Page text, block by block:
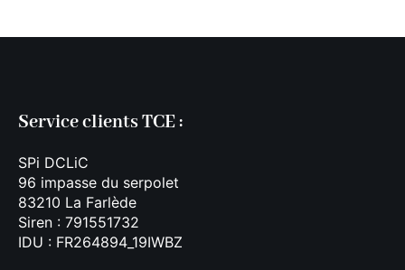
Service clients TCE :
SPi DCLiC
96 impasse du serpolet
83210 La Farlède
Siren : 791551732
IDU : FR264894_19IWBZ